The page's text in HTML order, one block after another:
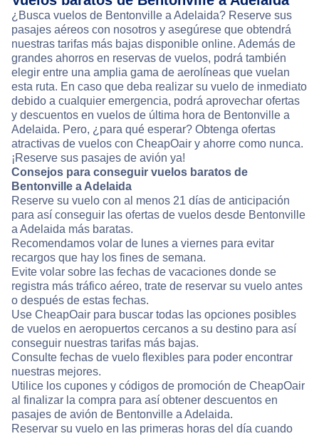
¿Busca vuelos de Bentonville a Adelaida? Reserve sus
pasajes aéreos con nosotros y asegúrese que obtendrá
nuestras tarifas más bajas disponible online. Además de
grandes ahorros en reservas de vuelos, podrá también
elegir entre una amplia gama de aerolíneas que vuelan
esta ruta. En caso que deba realizar su vuelo de inmediato
debido a cualquier emergencia, podrá aprovechar ofertas
y descuentos en vuelos de última hora de Bentonville a
Adelaida. Pero, ¿para qué esperar? Obtenga ofertas
atractivas de vuelos con CheapOair y ahorre como nunca.
¡Reserve sus pasajes de avión ya!
Consejos para conseguir vuelos baratos de
Bentonville a Adelaida
Reserve su vuelo con al menos 21 días de anticipación
para así conseguir las ofertas de vuelos desde Bentonville
a Adelaida más baratas.
Recomendamos volar de lunes a viernes para evitar
recargos que hay los fines de semana.
Evite volar sobre las fechas de vacaciones donde se
registra más tráfico aéreo, trate de reservar su vuelo antes
o después de estas fechas.
Use CheapOair para buscar todas las opciones posibles
de vuelos en aeropuertos cercanos a su destino para así
conseguir nuestras tarifas más bajas.
Consulte fechas de vuelo flexibles para poder encontrar
nuestras mejores.
Utilice los cupones y códigos de promoción de CheapOair
al finalizar la compra para así obtener descuentos en
pasajes de avión de Bentonville a Adelaida.
Reservar su vuelo en las primeras horas del día cuando